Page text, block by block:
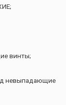
винты;
невыпадающие